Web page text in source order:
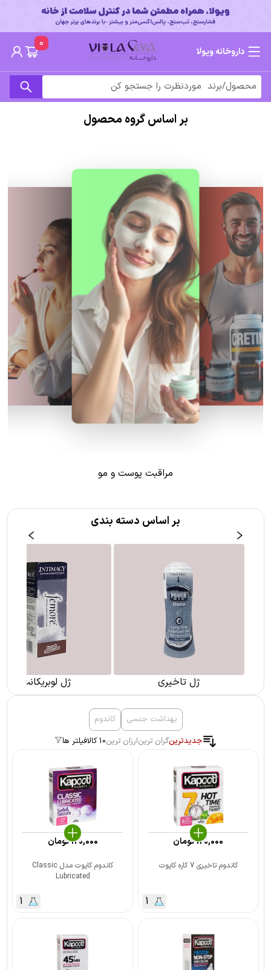
داروخانه ویولا
0
بر اساس گروه محصول
مراقبت پوست و مو
بر اساس دسته بندی
ژل تاخیری ژل لوبریکانت
بهداشت جنسی
کاندوم
جدیدترینگران ترینارزان ترین10 کالا فیلتر ها
کاندوم تاخیری 7 کاره کاپوت
120,000تومان
1
کاندوم کاپوت مدل Classic
Lubricated
120,000تومان
1